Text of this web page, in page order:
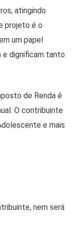
atingindo
projeto é o
um papel
e dignificam tanto
de Renda é
O contribuinte
e mais
nem será